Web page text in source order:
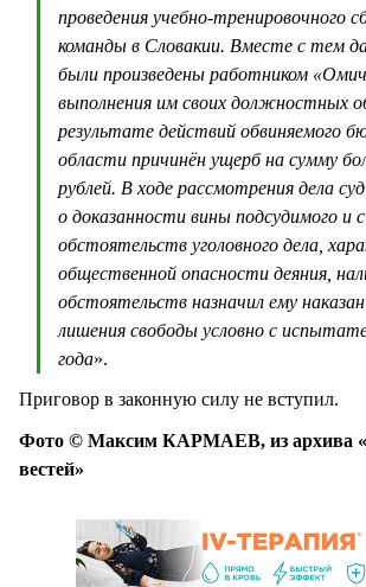
проведения учебно-тренировочного
команды в Словакии. Вместе с тем
были произведены работником
выполнения им своих должностных
результате действий обвиняемого
области причинён ущерб на сумму
рублей. В ходе рассмотрения дела
о доказанности вины подсудимого и
обстоятельств уголовного дела,
общественной опасности деяния,
обстоятельств назначил ему
лишения свободы условно с
года».
Приговор в законную силу не вступил.
Фото © Максим КАРМАЕВ, из архива
вестей»